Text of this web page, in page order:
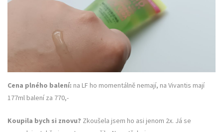
Cena plného balení: na LF ho momentálně nemají, na Vivantis mají
177ml balení za 770,-
Koupila bych si znovu? Zkoušela jsem ho asi jenom 2x. Já se